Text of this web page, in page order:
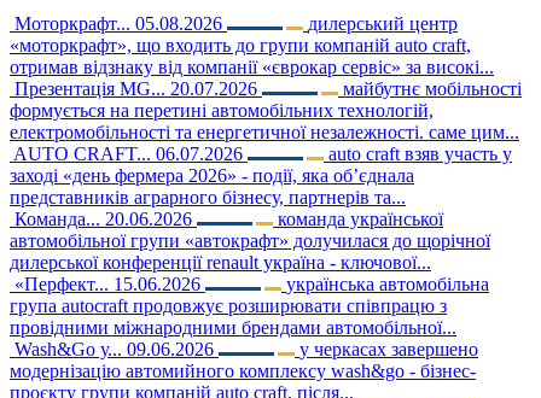
Моторкрафт... 05.08.2026
дилерський центр
«моторкрафт», що входить до групи компаній auto craft,
отримав відзнаку від компанії «єврокар сервіс» за високі...
Презентація MG... 20.07.2026
майбутнє мобільності
формується на перетині автомобільних технологій,
електромобільності та енергетичної незалежності. саме цим...
AUTO CRAFT... 06.07.2026
auto craft взяв участь у
заході «день фермера 2026» - події, яка об’єднала
представників аграрного бізнесу, партнерів та...
Команда... 20.06.2026
команда української
автомобільної групи «автокрафт» долучилася до щорічної
дилерської конференції renault україна - ключової...
«Перфект... 15.06.2026
українська автомобільна
група autocraft продовжує розширювати співпрацю з
провідними міжнародними брендами автомобільної...
Wash&Go у... 09.06.2026
у черкасах завершено
модернізацію автомийного комплексу wash&go - бізнес-
проєкту групи компаній auto craft. після...